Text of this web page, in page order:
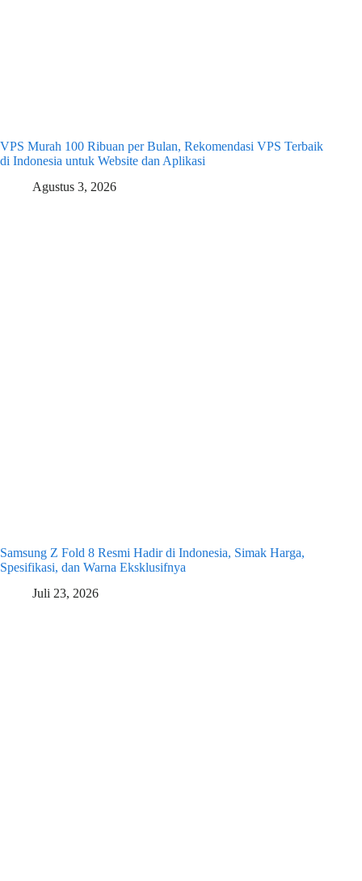
VPS Murah 100 Ribuan per Bulan, Rekomendasi VPS Terbaik
di Indonesia untuk Website dan Aplikasi
Agustus 3, 2026
Samsung Z Fold 8 Resmi Hadir di Indonesia, Simak Harga,
Spesifikasi, dan Warna Eksklusifnya
Juli 23, 2026